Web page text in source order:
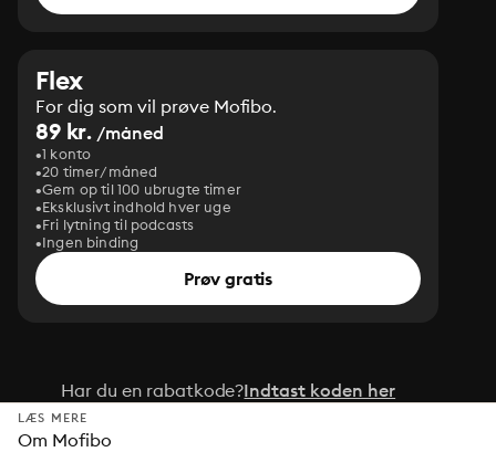
Flex
For dig som vil prøve Mofibo.
89 kr. /måned
1 konto
20 timer/måned
Gem op til 100 ubrugte timer
Eksklusivt indhold hver uge
Fri lytning til podcasts
Ingen binding
Prøv gratis
Har du en rabatkode?Indtast koden her
LÆS MERE
Om Mofibo